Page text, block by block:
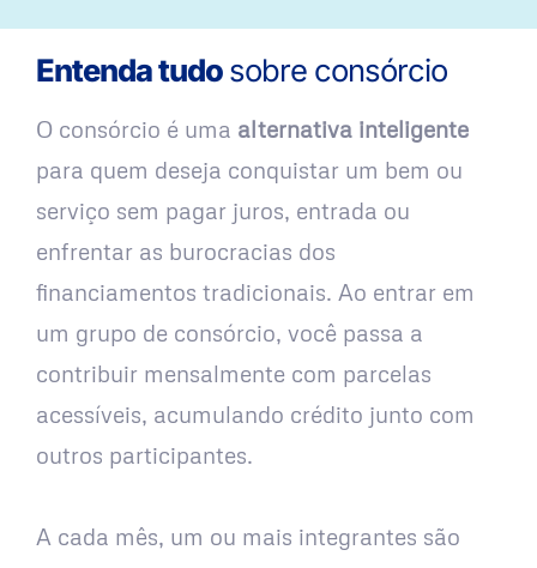
Entenda tudosobre consórcio
O consórcio é uma alternativa inteligente
para quem deseja conquistar um bem ou
serviço sem pagar juros, entrada ou
enfrentar as burocracias dos
financiamentos tradicionais. Ao entrar em
um grupo de consórcio, você passa a
contribuir mensalmente com parcelas
acessíveis, acumulando crédito junto com
outros participantes.
A cada mês, um ou mais integrantes são